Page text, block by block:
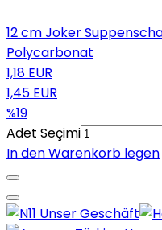
12 cm Joker
Polycarbonat
1,18 EUR
1,45 EUR
%19
Adet Seçimi
In den Warenkorb legen